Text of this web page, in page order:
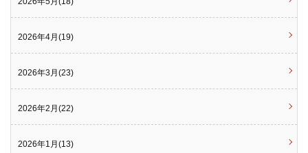
2026年4月(19)
2026年3月(23)
2026年2月(22)
2026年1月(13)